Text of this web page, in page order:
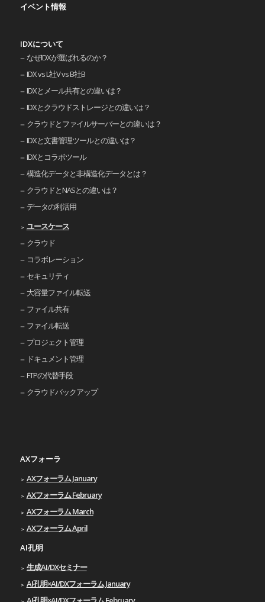
イベント情報
IDXについて
なぜIDXが選ばれるのか？
IDX vs L社V vs B社B
IDXとメール共有との違いは？
IDXとクラウドストレージとの違いは？
クラウドとファイルサーバーとの違いは？
IDXと文書管理ツールとの違いは？
IDXとコラボツール
構造化データと非構造化データとは？
クラウドとNASとの違いは？
データの利活用
ユースケース
クラウド
コラボレーション
セキュリティ
大容量ファイル転送
ファイル共有
ファイル転送
プロジェクト管理
ドキュメント管理
FTPの代替手段
クラウドバックアップ
AXフォーラ
AXフォーラム January
AXフォーラム February
AXフォーラム March
AXフォーラム April
AI孔明
生成AI/DXセミナー
AI孔明×AI/DXフォーラム January